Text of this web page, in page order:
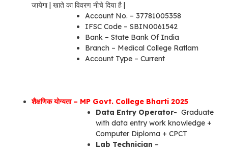
जायेगा | खाते का विवरण नीचे दिया है |
Account No. – 37781005358
IFSC Code – SBIN0061542
Bank – State Bank Of India
Branch – Medical College Ratlam
Account Type – Current
शैक्षणिक योग्यता – MP Govt. College Bharti 2025
Data Entry Operator- Graduate
with data entry work knowledge +
Computer Diploma + CPCT
Lab Technician –